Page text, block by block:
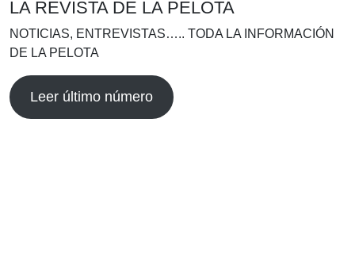
LA REVISTA DE LA PELOTA
NOTICIAS, ENTREVISTAS….. TODA LA INFORMACIÓN
DE LA PELOTA
Leer último número